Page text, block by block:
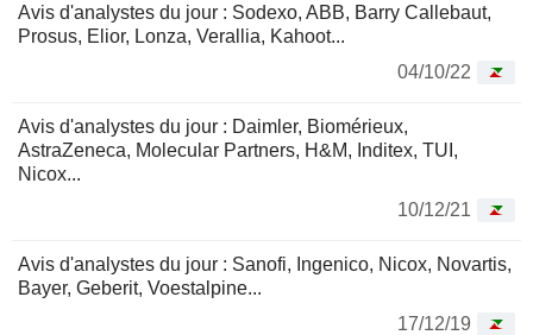
Avis d'analystes du jour : Sodexo, ABB, Barry Callebaut,
Prosus, Elior, Lonza, Verallia, Kahoot...
04/10/22
Avis d'analystes du jour : Daimler, Biomérieux,
AstraZeneca, Molecular Partners, H&M, Inditex, TUI,
Nicox...
10/12/21
Avis d'analystes du jour : Sanofi, Ingenico, Nicox, Novartis,
Bayer, Geberit, Voestalpine...
17/12/19